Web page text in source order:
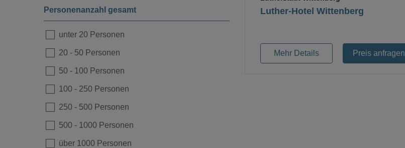
Personenanzahl gesamt
unter 20 Personen
20 - 50 Personen
50 - 100 Personen
100 - 250 Personen
250 - 500 Personen
500 - 1000 Personen
über 1000 Personen
Luther-Hotel Wittenberg
Mehr Details Preis anfragen